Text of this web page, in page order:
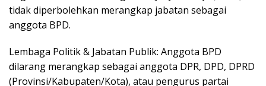
tidak diperbolehkan merangkap jabatan sebagai
anggota BPD.
Lembaga Politik & Jabatan Publik: Anggota BPD
dilarang merangkap sebagai anggota DPR, DPD, DPRD
(Provinsi/Kabupaten/Kota), atau pengurus partai